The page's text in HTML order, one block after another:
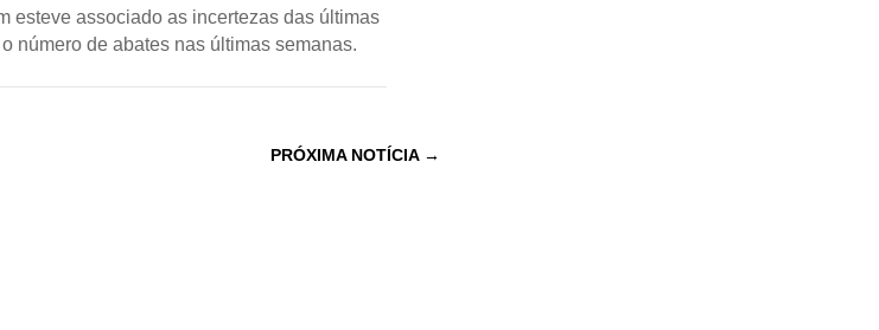
esteve associado as incertezas das últimas
número de abates nas últimas semanas.
PRÓXIMA NOTÍCIA→